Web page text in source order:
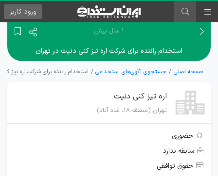
ورود کاربر
۱ سال پیش
استخدام راننده برای شرکت اره تیز کنی دنیت در تهران
صفحه اصلی جستجوی آگهی‌های استخدامی استخدام راننده برای شرکت اره تیز
اره تیز کنی دنیت
تهران (منطقه ۱۸، شاد آباد)
حضوری
سابقه ندارد
حقوق توافقی